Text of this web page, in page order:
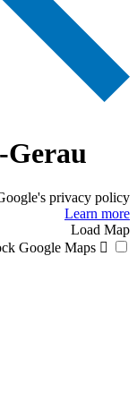
privacy policy.
Learn more
Load Map
Google Maps